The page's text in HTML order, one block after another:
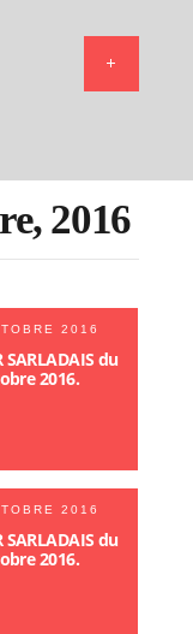
2016
2016
SARLADAIS du
2016.
2016
SARLADAIS du
2016.